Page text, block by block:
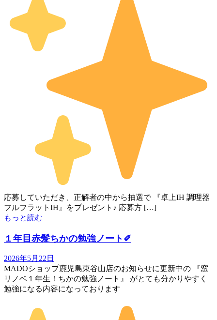
応募していただき、正解者の中から抽選で 『卓上IH 調理器
フルフラットIH』をプレゼント♪ 応募方 […]
もっと読む
１年目赤髪ちかの勉強ノート✐
2026年5月22日
MADOショップ鹿児島東谷山店のお知らせに更新中の 『窓
リノベ１年生！ちかの勉強ノート』 がとても分かりやすく
勉強になる内容になっております